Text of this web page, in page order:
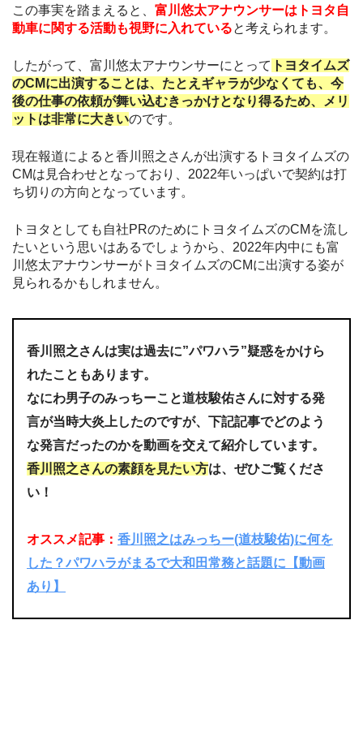
この事実を踏まえると、 富川悠太アナウンサーはトヨタ自
動車に関する活動も視野に入れていると考えられます。
したがって、富川悠太アナウンサーにとって トヨタイムズ
のCMに出演することは、たとえギャラが少なくても、今
後の仕事の依頼が舞い込むきっかけとなり得るため、メリ
ットは非常に大きいのです。
現在報道によると香川照之さんが出演するトヨタイムズの
CMは見合わせとなっており、2022年いっぱいで契約は打
ち切りの方向となっています。
トヨタとしても自社PRのためにトヨタイムズのCMを流し
たいという思いはあるでしょうから、2022年内中にも富
川悠太アナウンサーがトヨタイムズのCMに出演する姿が
見られるかもしれません。
香川照之さんは実は過去に”パワハラ”疑惑をかけら
れたこともあります。
なにわ男子のみっちーこと道枝駿佑さんに対する発
言が当時大炎上したのですが、下記記事でどのよう
な発言だったのかを動画を交えて紹介しています。
香川照之さんの素顔を見たい方は、ぜひご覧くださ
い！
オススメ記事： 香川照之はみっちー(道枝駿佑)に何を
した？パワハラがまるで大和田常務と話題に【動画
あり】